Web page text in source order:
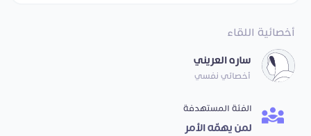
أخصائية اللقاء
ساره العريني
أخصائي نفسي
الفئة المستهدفة
لمن يهمّه الأمر